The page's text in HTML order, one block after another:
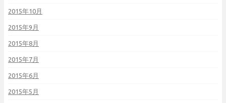
2015年10月
2015年9月
2015年8月
2015年7月
2015年6月
2015年5月